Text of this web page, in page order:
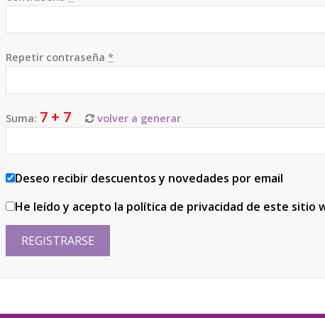
Repetir contraseña*
Suma: 7 + 7 volver a generar
Deseo recibir descuentos y novedades por email
He leído y acepto la política de privacidad de este sitio